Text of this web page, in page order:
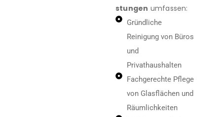
stungen umfassen:
Gründliche
Reinigung von Büros
und
Privathaushalten
Fachgerechte Pflege
von Glasflächen und
Räumlichkeiten